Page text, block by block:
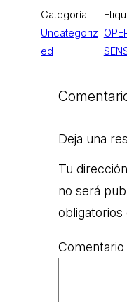
Categoría:
Uncategoriz
ed
Deja una
Tu
no será
obligatorios
Comentario